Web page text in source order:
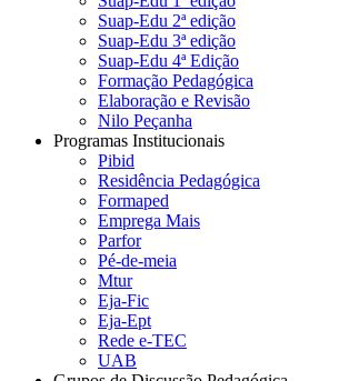
Suap-Edu 2ª edição
Suap-Edu 3ª edição
Suap-Edu 4ª Edição
Formação Pedagógica
Elaboração e Revisão
Nilo Peçanha
Programas Institucionais
Pibid
Residência Pedagógica
Formaped
Emprega Mais
Parfor
Pé-de-meia
Mtur
Eja-Fic
Eja-Ept
Rede e-TEC
UAB